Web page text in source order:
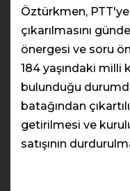
Öztürkmen,
çıkarılmasını
önergesi ve soru
184 yaşındaki milli
bulunduğu
batağından
getirilmesi ve
satışının